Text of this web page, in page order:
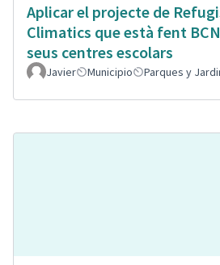
Aplicar el projecte de
Climatics que està fent
seus centres escolars
Javier Municipio Parques y